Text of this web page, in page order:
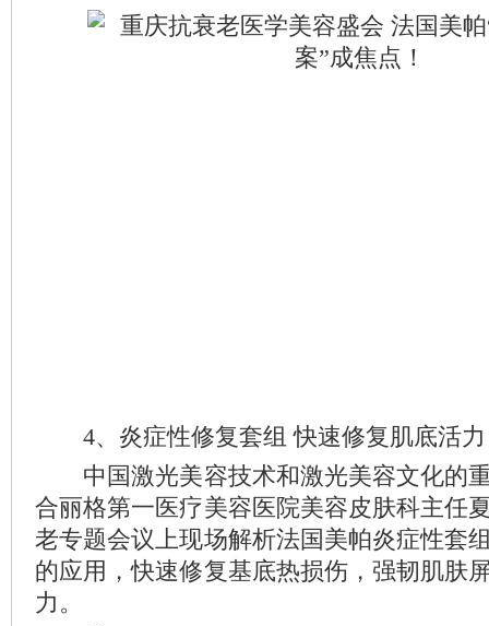
4、炎症性修复套组 快速修复肌底活力
中国激光美容技术和激光美容文化的
合丽格第一医疗美容医院美容皮肤科主任
老专题会议上现场解析法国美帕炎症性套
的应用，快速修复基底热损伤，强韧肌肤
力。